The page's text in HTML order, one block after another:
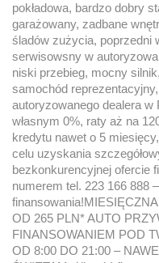
pokładowa, bardzo dobry
garażowany, zadbane
śladów zużycia, poprzedni
serwisowsny w
niski przebieg, mocny
samochód
autoryzowanego dealera w
własnym 0%, raty aż na
kredytu nawet o 5
celu uzyskania
bezkonkurencyjnej ofercie
numerem tel. 223 166 888
OD 265 PLN* AUTO
FINANSOWANIEM POD
OD 8:00 DO 21:00 –